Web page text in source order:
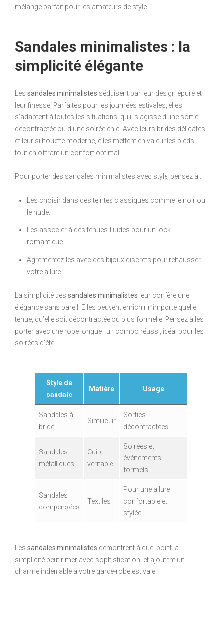
mélange parfait pour les amateurs de style.
Sandales minimalistes : la
simplicité élégante
Les sandales minimalistes séduisent par leur design épuré et
leur finesse. Parfaites pour les journées estivales, elles
s’adaptent à toutes les situations, qu’il s’agisse d’une sortie
décontractée ou d’une soirée chic. Avec leurs brides délicates
et leur silhouette moderne, elles mettent en valeur les pieds
tout en offrant un confort optimal.
Pour porter des sandales minimalistes avec style, pensez à :
Les choisir dans des teintes classiques comme le noir ou
le nude.
Les associer à des tenues fluides pour un look
romantique.
Agrémentez-les avec des bijoux discrets pour rehausser
votre allure.
La simplicité des sandales minimalistes leur confère une
élégance sans pareil. Elles peuvent enrichir n’importe quelle
tenue, qu’elle soit décontractée ou plus formelle. Pensez à les
porter avec une robe longue : un combo réussi, idéal pour les
soirées d’été.
Style de
sandale
Matière Usage
Sandales à
bride
Similicuir
Sorties
décontractées
Sandales
métalliques
Cuire
véritable
Soirées et
événements
formels
Sandales
compensées
Textiles
Pour une allure
confortable et
stylée
Les sandales minimalistes démontrent à quel point la
simplicité peut rimer avec sophistication, et ajoutent un
charme indéniable à votre garde-robe estivale.